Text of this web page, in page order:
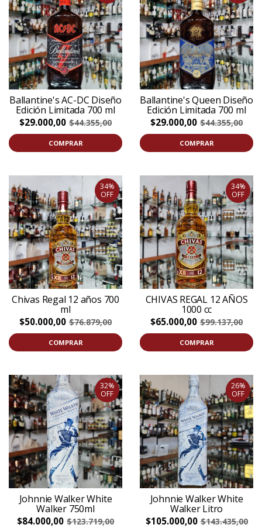
Ballantine's AC-DC Diseño
Edición Limitada 700 ml
$29.000,00 $44.355,00
COMPRAR
Ballantine's Queen Diseño
Edición Limitada 700 ml
$29.000,00 $44.355,00
COMPRAR
34%
OFF
Chivas Regal 12 años 700
ml
$50.000,00 $76.879,00
COMPRAR
34%
OFF
CHIVAS REGAL 12 AÑOS
1000 cc
$65.000,00 $99.137,00
COMPRAR
32%
OFF
Johnnie Walker White
Walker 750ml
$84.000,00 $123.719,00
26%
OFF
Johnnie Walker White
Walker Litro
$105.000,00 $143.435,00